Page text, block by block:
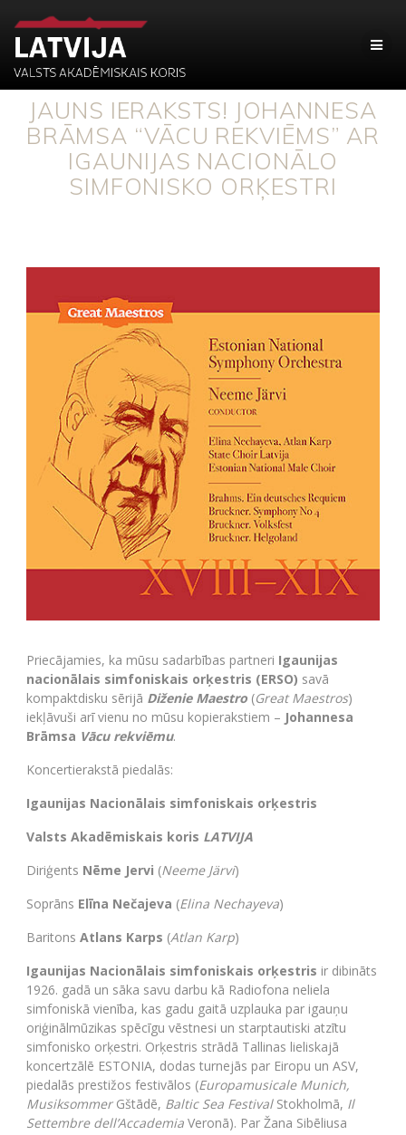
JAUNS IERAKSTS! JOHANNESA
BRĀMSA “VĀCU REKVIĒMS” AR
IGAUNIJAS NACIONĀLO
SIMFONISKO ORĶESTRI
Priecājamies, ka mūsu sadarbības partneri Igaunijas
nacionālais simfoniskais orķestris (ERSO) savā
kompaktdisku sērijā Diženie Maestro (Great Maestros)
iekļāvuši arī vienu no mūsu kopierakstiem – Johannesa
Brāmsa Vācu rekviēmu.
Koncertierakstā piedalās:
Igaunijas Nacionālais simfoniskais orķestris
Valsts Akadēmiskais koris LATVIJA
Diriģents Nēme Jervi (Neeme Järvi)
Soprāns Elīna Nečajeva (Elina Nechayeva)
Baritons Atlans Karps (Atlan Karp)
Igaunijas Nacionālais simfoniskais orķestris ir dibināts
1926. gadā un sāka savu darbu kā Radiofona neliela
simfoniskā vienība, kas gadu gaitā uzplauka par igauņu
oriģinālmūzikas spēcīgu vēstnesi un starptautiski atzītu
simfonisko orķestri. Orķestris strādā Tallinas lieliskajā
koncertzālē ESTONIA, dodas turnejās par Eiropu un ASV,
piedalās prestižos festivālos (Europamusicale Munich,
MusiksommerGštādē, Baltic Sea FestivalStokholmā, Il
Settembre dell’Accademia Veronā). Par Žana Sibēliusa